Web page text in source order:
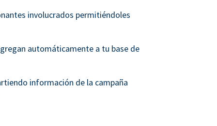
involucrados permitiéndoles
automáticamente a tu base de
información de la campaña